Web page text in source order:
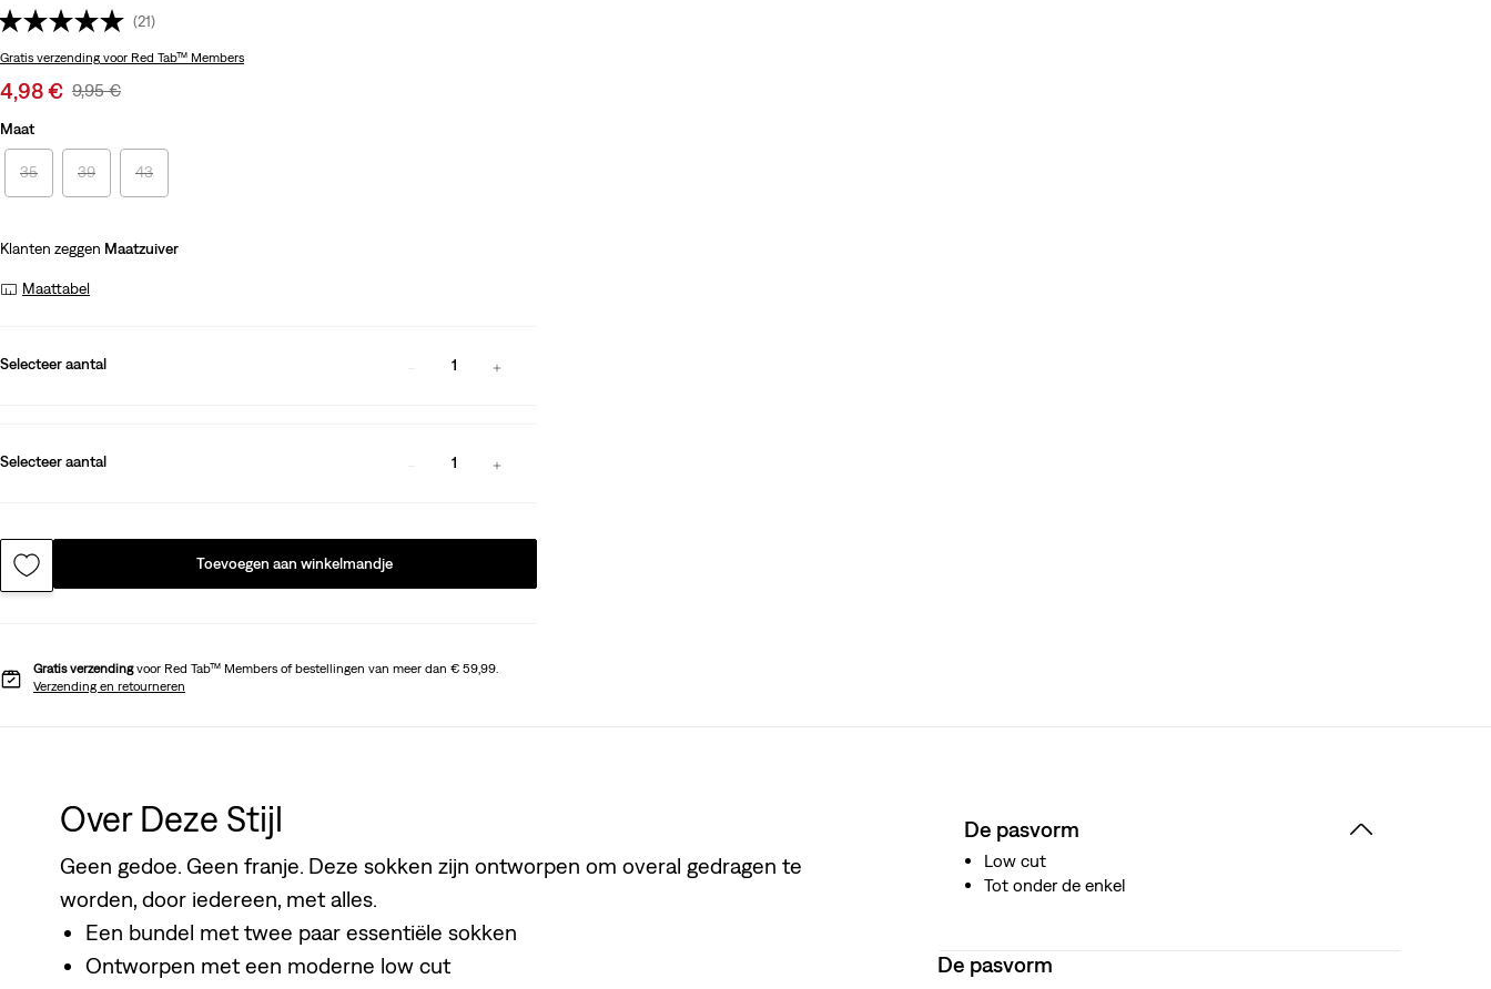
(21)
Gratis verzending voor Red Tab™ Members
Sale
is
4,98 € Original
9,95 €
Maat
35 39 43
Klanten zeggen Maatzuiver
Maattabel
Selecteer aantal 1
Selecteer aantal 1
Toevoegen aan winkelmandje
Gratis verzendingvoor Red Tab™ Members of bestellingen van meer dan € 59,99.
Verzending en retourneren
Over Deze Stijl
Geen gedoe. Geen franje. Deze sokken zijn ontworpen om overal gedragen te
worden, door iedereen, met alles.
Een bundel met twee paar essentiële sokken
Ontworpen met een moderne low cut
De pasvorm
Low cut
Tot onder de enkel
De pasvorm